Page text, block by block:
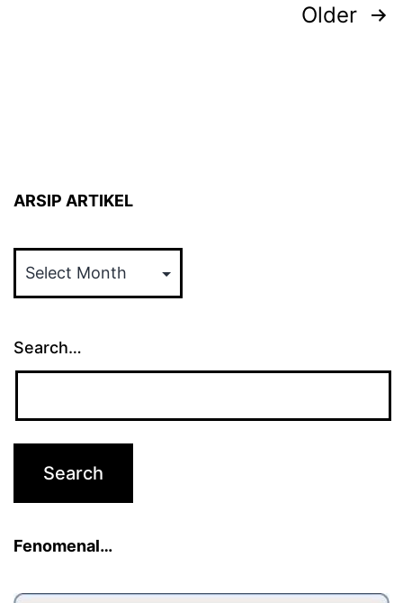
Older
ARSIP ARTIKEL
ARTIKEL
Search…
Fenomenal…